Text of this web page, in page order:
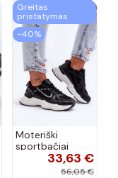
Greitas
pristatymas
−40%
Moteriški
sportbačiai
juodos spalvos
33,63 €
56,05 €